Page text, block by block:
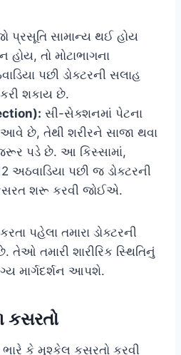
પ્રસૂતિ સામાન્ય થઈ હોય
તો મોટાભાગના
પછી ડોક્ટરની સલાહ
શકાય છે.
સી-સેક્શનમાં પેટના
છે, તેથી શરીરને સાજા થવા
પડે છે. આ કિસ્સામાં,
પછી જ ડોક્ટરની
શરૂ કરવી જોઈએ.
પહેલા તમારા ડોક્ટરની
તેઓ તમારી શારીરિક સ્થિતિનું
માર્ગદર્શન આપશે.
કે મુશ્કેલ કસરતો કરવી